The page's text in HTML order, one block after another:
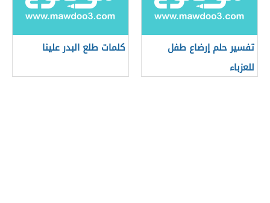
تفسير حلم إرضاع طفل
للعزباء
كلمات طلع البدر علينا